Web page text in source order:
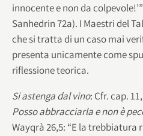
innocente e non da
Sanhedrin 72a). I Maestri del
che si tratta di un caso mai
presenta unicamente come
riflessione teorica.
Si astenga dal vino: Cfr. cap.
Posso abbracciarla e non è
Wayqrà 26,5: “E la trebbiatura